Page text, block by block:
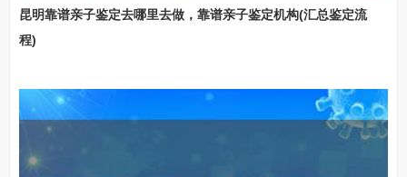
昆明靠谱亲子鉴定去哪里去做，靠谱亲子鉴定机构(汇总鉴定流
程)